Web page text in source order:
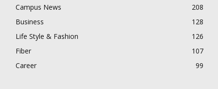
Campus News
208
Business
128
Life Style & Fashion
126
Fiber
107
Career
99